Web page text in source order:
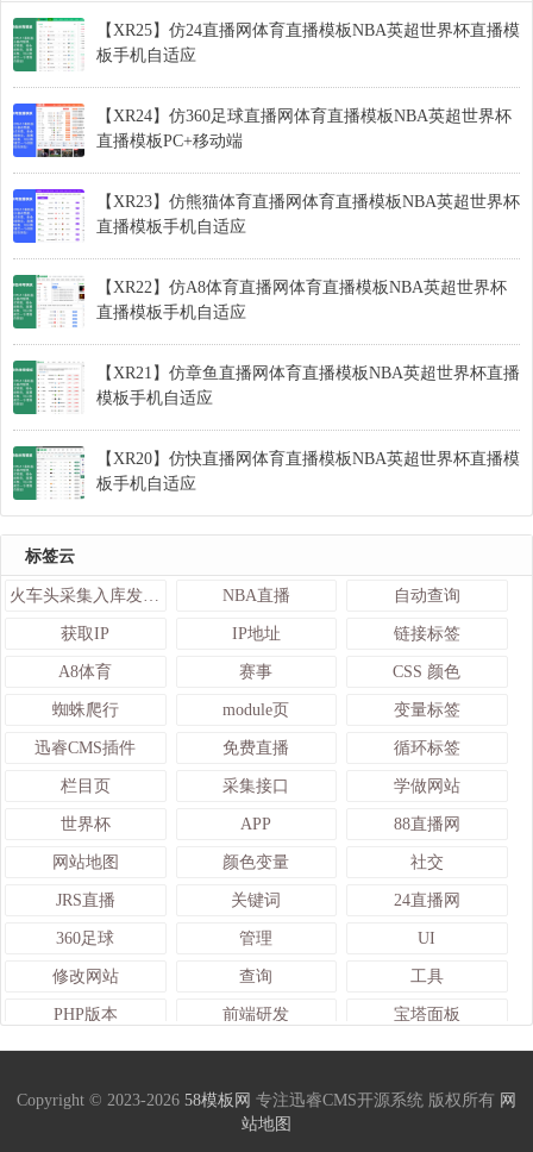
【XR25】仿24直播网体育直播模板NBA英超世界杯直播模
板手机自适应
【XR24】仿360足球直播网体育直播模板NBA英超世界杯
直播模板PC+移动端
【XR23】仿熊猫体育直播网体育直播模板NBA英超世界杯
直播模板手机自适应
【XR22】仿A8体育直播网体育直播模板NBA英超世界杯
直播模板手机自适应
【XR21】仿章鱼直播网体育直播模板NBA英超世界杯直播
模板手机自适应
【XR20】仿快直播网体育直播模板NBA英超世界杯直播模
板手机自适应
标签云
火车头采集入库发布接口 NBA直播 自动查询
获取IP IP地址 链接标签
A8体育 赛事 CSS 颜色
蜘蛛爬行 module页 变量标签
迅睿CMS插件 免费直播 循环标签
栏目页 采集接口 学做网站
世界杯 APP 88直播网
网站地图 颜色变量 社交
JRS直播 关键词 24直播网
360足球 管理 UI
修改网站 查询 工具
PHP版本 前端研发 宝塔面板
体育 PHP 交易
IT 会员 比分网
场景
Copyright © 2023-2026 58模板网 专注迅睿CMS开源系统 版权所有 网
站地图